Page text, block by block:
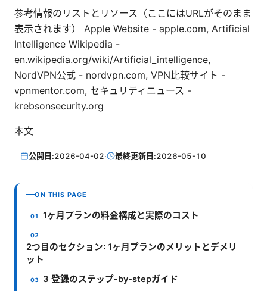
参考情報のリストとリソース（ここにはURLがそのまま
表示されます） Apple Website - apple.com, Artificial
Intelligence Wikipedia -
en.wikipedia.org/wiki/Artificial_intelligence,
NordVPN公式 - nordvpn.com, VPN比較サイト -
vpnmentor.com, セキュリティニュース -
krebsonsecurity.org
本文
公開日:2026-04-02· 最終更新日:2026-05-10
ON THIS PAGE
1ヶ月プランの料金構成と実際のコスト
2つ目のセクション: 1ヶ月プランのメリットとデメリ
ット
3 登録のステップ-by-stepガイド